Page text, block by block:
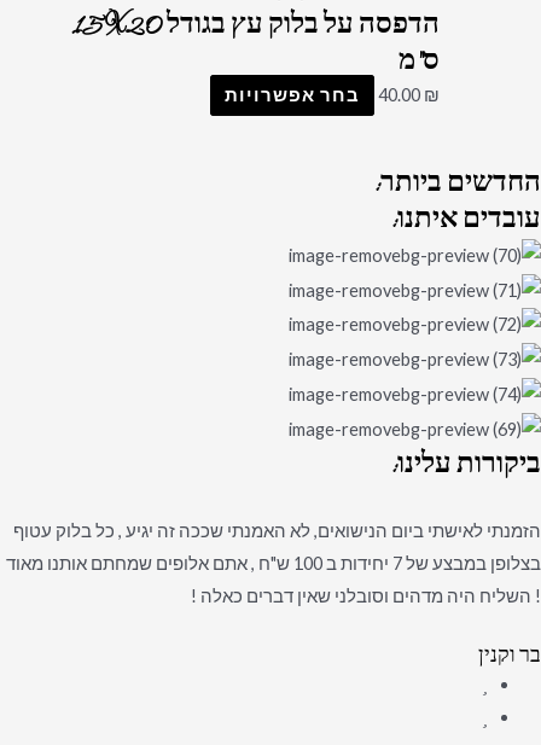
הדפסה על בלוק עץ בגודל 15X20
ס"מ
40.00 ₪ בחר אפשרויות
החדשיםביותר:
עובדיםאיתנו:
ביקורותעלינו:
הזמנתי לאישתי ביום הנישואים, לא האמנתי שככה זה יגיע , כל בלוק עטוף
בצלופן במבצע של 7 יחידות ב 100 ש"ח , אתם אלופים שמחתם אותנו מאוד
! השליח היה מדהים וסובלני שאין דברים כאלה !
בר וקנין